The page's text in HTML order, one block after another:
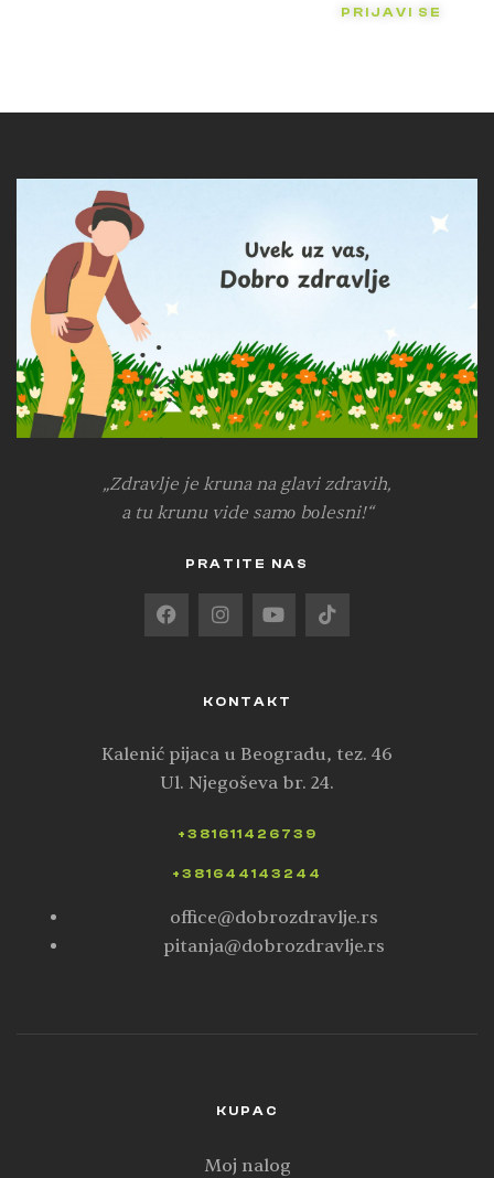
PRIJAVI SE
„Zdravlje je kruna na glavi zdravih,
a tu krunu vide samо bоlesni!“
PRATITE NAS
KUPAC
Moj nalog
KONTAKT
Kalenić pijaca u Beogradu, tez. 46
Ul. Njegoševa br. 24.
+381611426739
+381644143244
office@dobrozdravlje.rs
pitanja@dobrozdravlje.rs